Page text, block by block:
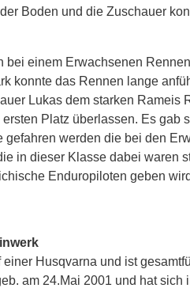
Boden und die Zuschauer
bei einem Erwachsenen
konnte das Rennen lange
Lukas dem starken Rameis
Platz überlassen. Es gab
werden die bei den
in dieser Klasse dabei waren
Enduropiloten geben
Husqvarna und ist
am 24.Mai 2001 und hat sich